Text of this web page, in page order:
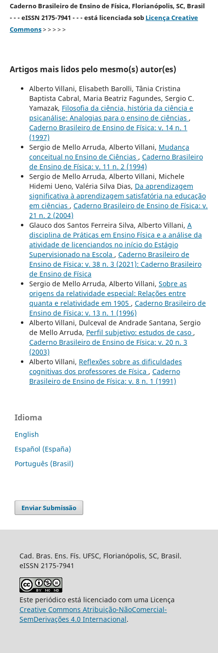
Caderno Brasileiro de Ensino de Física, Florianópolis, SC, Brasil
- - - eISSN 2175-7941 - - - está licenciada sob Licença Creative
Commons> > > > >
Artigos mais lidos pelo mesmo(s) autor(es)
Alberto Villani, Elisabeth Barolli, Tânia Cristina
Baptista Cabral, Maria Beatriz Fagundes, Sergio C.
Yamazak, Filosofia da ciência, história da ciência e
psicanálise: Analogias para o ensino de ciências ,
Caderno Brasileiro de Ensino de Física: v. 14 n. 1
(1997)
Sergio de Mello Arruda, Alberto Villani, Mudança
conceitual no Ensino de Ciências , Caderno Brasileiro
de Ensino de Física: v. 11 n. 2 (1994)
Sergio de Mello Arruda, Alberto Villani, Michele
Hidemi Ueno, Valéria Silva Dias, Da aprendizagem
significativa à aprendizagem satisfatória na educação
em ciências , Caderno Brasileiro de Ensino de Física: v.
21 n. 2 (2004)
Glauco dos Santos Ferreira Silva, Alberto Villani, A
disciplina de Práticas em Ensino Física e a análise da
atividade de licenciandos no início do Estágio
Supervisionado na Escola , Caderno Brasileiro de
Ensino de Física: v. 38 n. 3 (2021): Caderno Brasileiro
de Ensino de Física
Sergio de Mello Arruda, Alberto Villani, Sobre as
origens da relatividade especial: Relações entre
quanta e relatividade em 1905 , Caderno Brasileiro de
Ensino de Física: v. 13 n. 1 (1996)
Alberto Villani, Dulceval de Andrade Santana, Sergio
de Mello Arruda, Perfil subjetivo: estudos de caso ,
Caderno Brasileiro de Ensino de Física: v. 20 n. 3
(2003)
Alberto Villani, Reflexões sobre as dificuldades
cognitivas dos professores de Física , Caderno
Brasileiro de Ensino de Física: v. 8 n. 1 (1991)
Idioma
English
Español (España)
Português (Brasil)
Enviar Submissão
Cad. Bras. Ens. Fís. UFSC, Florianópolis, SC, Brasil.
eISSN 2175-7941
Este periódico está licenciado com uma Licença
Creative Commons Atribuição-NãoComercial-
SemDerivações 4.0 Internacional.